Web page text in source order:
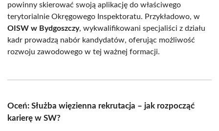
powinny skierować swoją aplikację do właściwego
terytorialnie Okręgowego Inspektoratu. Przykładowo, w
OISW w Bydgoszczy, wykwalifikowani specjaliści z działu
kadr prowadzą nabór kandydatów, oferując możliwość
rozwoju zawodowego w tej ważnej formacji.
Oceń: Służba więzienna rekrutacja – jak rozpocząć
karierę w SW?